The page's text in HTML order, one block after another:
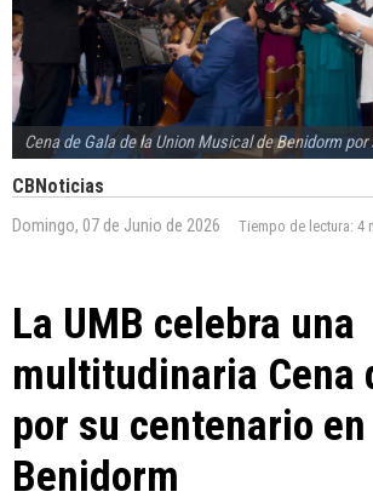
Cena de Gala de la Union Musical de Benidorm
CBNoticias
Domingo, 07 de Junio de 2026 Tiempo de lectura: 4
La UMB celebra una
multitudinaria Cena
por su centenario en
Benidorm